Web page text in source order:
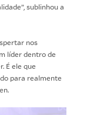
sublinhou a
nos
líder dentro de
É ele que
para realmente